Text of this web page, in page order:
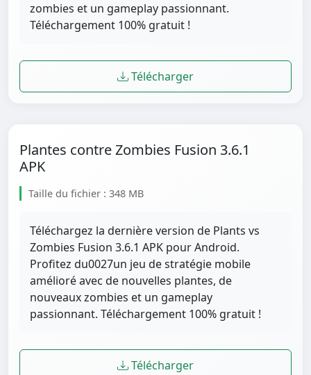
zombies et un gameplay passionnant.
Téléchargement 100% gratuit !
Télécharger
Plantes contre Zombies Fusion 3.6.1
APK
Taille du fichier : 348 MB
Téléchargez la dernière version de Plants vs
Zombies Fusion 3.6.1 APK pour Android.
Profitez du0027un jeu de stratégie mobile
amélioré avec de nouvelles plantes, de
nouveaux zombies et un gameplay
passionnant. Téléchargement 100% gratuit !
Télécharger